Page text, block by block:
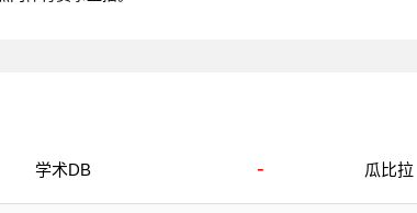
学术DB - 瓜比拉